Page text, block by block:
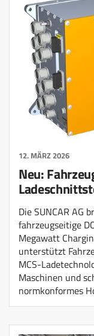
12. MÄRZ 2026
Neu:
Die SUNCAR AG
fahrzeugseitige
Megawatt
unterstützt
MCS-
Maschinen und
normkonformes